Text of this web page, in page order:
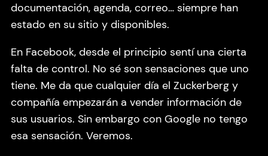
documentación, agenda, correo… siempre han
estado en su sitio y disponibles.
En Facebook, desde el principio sentí una cierta
falta de control. No sé son sensaciones que uno
tiene. Me da que cualquier día el Zuckerberg y
compañía empezarán a vender información de
sus usuarios. Sin embargo con Google no tengo
esa sensación. Veremos.